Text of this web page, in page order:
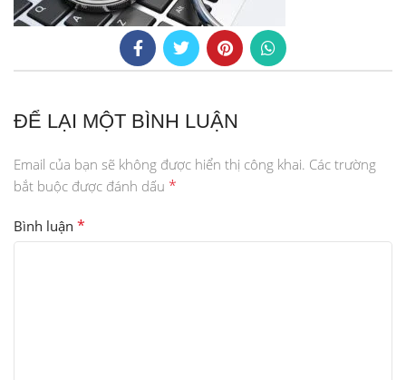
ĐỂ LẠI MỘT BÌNH LUẬN
Email của bạn sẽ không được hiển thị công khai. Các trường
bắt buộc được đánh dấu *
Bình luận *